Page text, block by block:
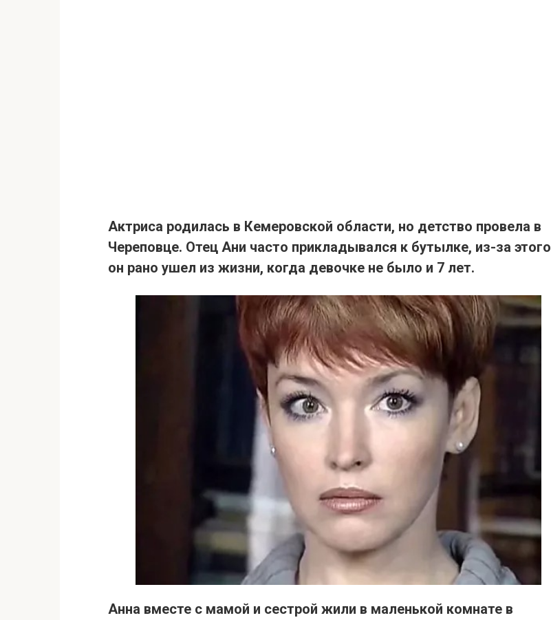
Актриса родилась в Кемеровской области, но детство провела в
Череповце. Отец Ани часто прикладывался к бутылке, из-за этого
он рано ушел из жизни, когда девочке не было и 7 лет.
Анна вместе с мамой и сестрой жили в маленькой комнате в